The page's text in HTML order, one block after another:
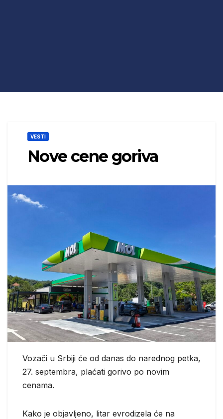
VESTI
Nove cene goriva
Vozači u Srbiji će od danas do narednog petka,
27. septembra, plaćati gorivo po novim
cenama.
Kako je objavljeno, litar evrodizela će na